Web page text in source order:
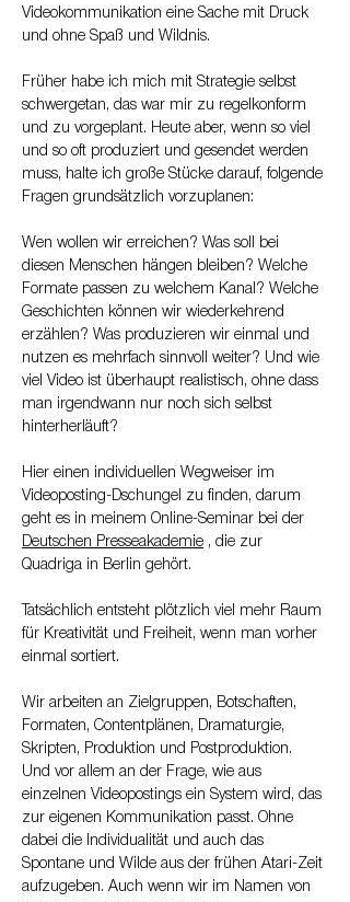
Videokommunikation eine Sache mit Druck
und ohne Spaß und Wildnis.
Früher habe ich mich mit Strategie selbst
schwergetan, das war mir zu regelkonform
und zu vorgeplant. Heute aber, wenn so viel
und so oft produziert und gesendet werden
muss, halte ich große Stücke darauf, folgende
Fragen grundsätzlich vorzuplanen:
Wen wollen wir erreichen? Was soll bei
diesen Menschen hängen bleiben? Welche
Formate passen zu welchem Kanal? Welche
Geschichten können wir wiederkehrend
erzählen? Was produzieren wir einmal und
nutzen es mehrfach sinnvoll weiter? Und wie
viel Video ist überhaupt realistisch, ohne dass
man irgendwann nur noch sich selbst
hinterherläuft?
Hier einen individuellen Wegweiser im
Videoposting-Dschungel zu finden, darum
geht es in meinem Online-Seminar bei der
Deutschen Presseakademie , die zur
Quadriga in Berlin gehört.
Tatsächlich entsteht plötzlich viel mehr Raum
für Kreativität und Freiheit, wenn man vorher
einmal sortiert.
Wir arbeiten an Zielgruppen, Botschaften,
Formaten, Contentplänen, Dramaturgie,
Skripten, Produktion und Postproduktion.
Und vor allem an der Frage, wie aus
einzelnen Videopostings ein System wird, das
zur eigenen Kommunikation passt. Ohne
dabei die Individualität und auch das
Spontane und Wilde aus der frühen Atari-Zeit
aufzugeben. Auch wenn wir im Namen von